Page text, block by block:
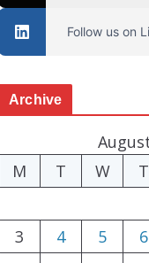
Follow us on
Archive
M
T W T
3
4 5 6